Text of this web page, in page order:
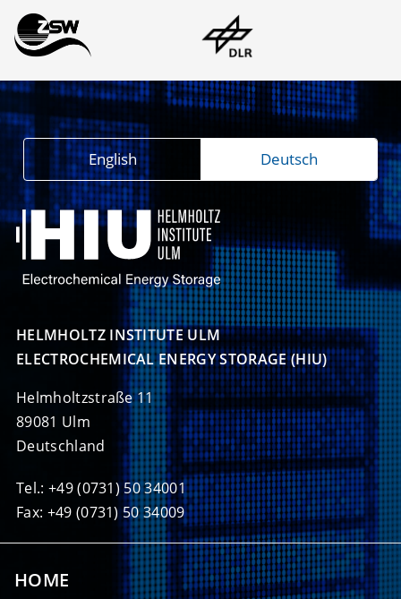
HELMHOLTZ INSTITUTE ULM
ELECTROCHEMICAL ENERGY STORAGE (HIU)
Helmholtzstraße 11
89081 Ulm
Deutschland
Tel.: +49 (0731) 50 34001
Fax: +49 (0731) 50 34009
English Deutsch
HOME